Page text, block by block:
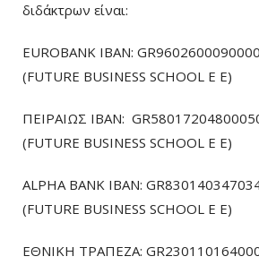
διδάκτρων είναι:
EUROBANK IBAN:
(FUTURE BUSINESS SCHOOL E E)
ΠΕΙΡΑΙΩΣ ΙΒΑΝ:
(FUTURE BUSINESS SCHOOL E E)
ALPHA BANK IBAN:
(FUTURE BUSINESS SCHOOL E E)
ΕΘΝΙΚΗ ΤΡΑΠΕΖΑ: